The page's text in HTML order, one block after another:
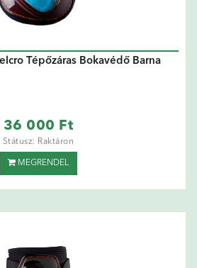
Tépőzáras Bokavédő Barna
36 000 Ft
Státusz: Raktáron
MEGRENDEL